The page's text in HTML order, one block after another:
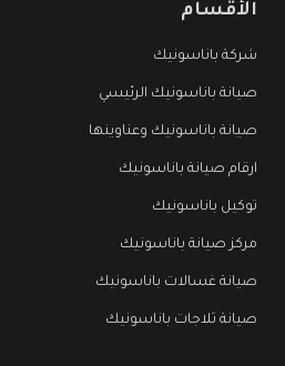
الأقسام
شركة باناسونيك
صيانة باناسونيك الرئيسي
صيانة باناسونيك وعناوينها
ارقام صيانة باناسونيك
توكيل باناسونيك
مركز صيانة باناسونيك
صيانة غسالات باناسونيك
صيانة ثلاجات باناسونيك